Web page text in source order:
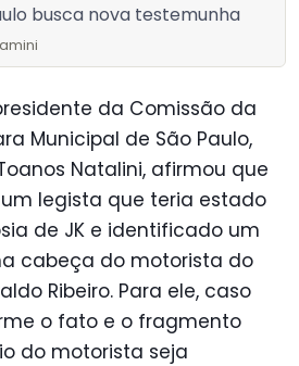
busca nova testemunha
da Comissão da
Municipal de São Paulo,
Natalini, afirmou que
legista que teria estado
de JK e identificado um
cabeça do motorista do
Ribeiro. Para ele, caso
o fato e o fragmento
do motorista seja